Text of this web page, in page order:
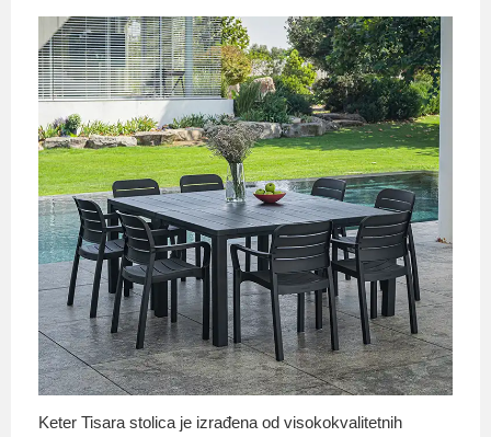
Keter Tisara stolica je izrađena od visokokvalitetnih